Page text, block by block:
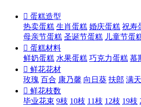
 蛋糕造型
热卖蛋糕 生肖蛋糕 婚庆蛋糕 祝寿
母亲节蛋糕 圣诞节蛋糕 儿童节蛋
 蛋糕材料
鲜奶蛋糕 水果蛋糕 巧克力蛋糕 慕
 鲜花花材
玫瑰 百合 康乃馨 向日葵 扶郎 满
 鲜花枝数
毕业花束 9枝 10枝 11枝 12枝 19枝